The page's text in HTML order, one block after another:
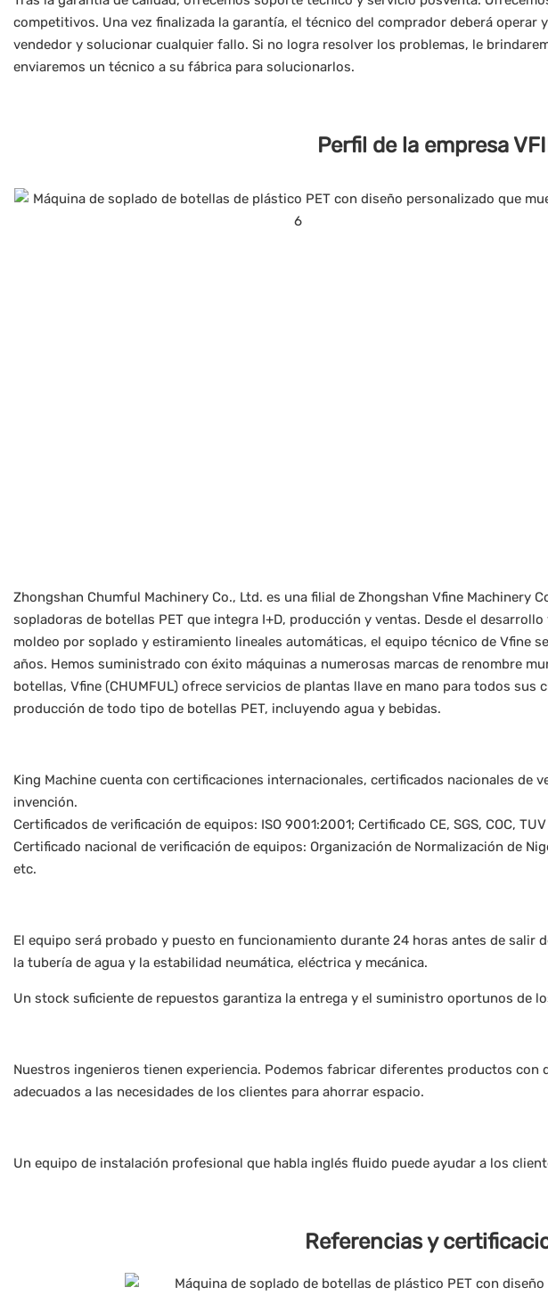
competitivos. Una vez finalizada la garantía, el técnico del comprador deberá operar
vendedor y solucionar cualquier fallo. Si no logra resolver los problemas, le
enviaremos un técnico a su fábrica para solucionarlos.
Perfil de la empresa
Zhongshan Chumful Machinery Co., Ltd. es una filial de Zhongshan Vfine Machinery
sopladoras de botellas PET que integra I+D, producción y ventas. Desde el
moldeo por soplado y estiramiento lineales automáticas, el equipo técnico de Vfine
años. Hemos suministrado con éxito máquinas a numerosas marcas de renombre
botellas, Vfine (CHUMFUL) ofrece servicios de plantas llave en mano para todos
producción de todo tipo de botellas PET, incluyendo agua y bebidas.
King Machine cuenta con certificaciones internacionales, certificados nacionales de
invención.
Certificados de verificación de equipos: ISO 9001:2001; Certificado CE, SGS, COC, TUV
Certificado nacional de verificación de equipos: Organización de Normalización de
etc.
El equipo será probado y puesto en funcionamiento durante 24 horas antes de salir
la tubería de agua y la estabilidad neumática, eléctrica y mecánica.
Un stock suficiente de repuestos garantiza la entrega y el suministro oportunos de
Nuestros ingenieros tienen experiencia. Podemos fabricar diferentes productos con
adecuados a las necesidades de los clientes para ahorrar espacio.
Un equipo de instalación profesional que habla inglés fluido puede ayudar a los
Referencias y